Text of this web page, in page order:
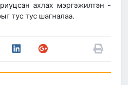
ахлах мэргэжилтэн -
тус тус шагналаа.